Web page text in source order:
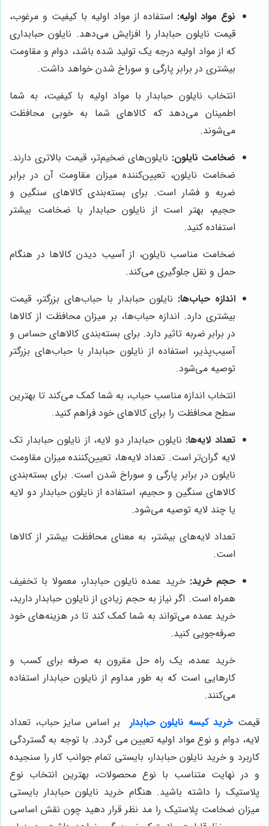
نوع مواد اولیه: استفاده از مواد اولیه با کیفیت و مرغوب،
قیمت نایلون حبابدار را افزایش می‌دهد. نایلون حبابداری
که از مواد اولیه درجه یک تولید شده باشد، دوام و مقاومت
بیشتری در برابر پارگی و سوراخ شدن خواهد داشت.
انتخاب نایلون حبابدار با مواد اولیه با کیفیت، به شما
اطمینان می‌دهد که کالاهای شما به خوبی محافظت
می‌شوند.
ضخامت نایلون: نایلون‌های ضخیم‌تر، قیمت بالاتری دارند.
ضخامت نایلون، تعیین‌کننده میزان مقاومت آن در برابر
ضربه و فشار است. برای بسته‌بندی کالاهای سنگین و
حجیم، بهتر است از نایلون حبابدار با ضخامت بیشتر
استفاده کنید.
ضخامت مناسب نایلون، از آسیب دیدن کالاها در هنگام
حمل و نقل جلوگیری می‌کند.
اندازه حباب‌ها: نایلون حبابدار با حباب‌های بزرگتر، قیمت
بیشتری دارد. اندازه حباب‌ها، بر میزان محافظت از کالاها
در برابر ضربه تاثیر دارد. برای بسته‌بندی کالاهای حساس و
آسیب‌پذیر، استفاده از نایلون حبابدار با حباب‌های بزرگتر
توصیه می‌شود.
انتخاب اندازه مناسب حباب، به شما کمک می‌کند تا بهترین
سطح محافظت را برای کالاهای خود فراهم کنید.
تعداد لایه‌ها: نایلون حبابدار دو لایه، از نایلون حبابدار تک
لایه گران‌تر است. تعداد لایه‌ها، تعیین‌کننده میزان مقاومت
نایلون در برابر پارگی و سوراخ شدن است. برای بسته‌بندی
کالاهای سنگین و حجیم، استفاده از نایلون حبابدار دو لایه
یا چند لایه توصیه می‌شود.
تعداد لایه‌های بیشتر، به معنای محافظت بیشتر از کالاها
است.
حجم خرید: خرید عمده نایلون حبابدار، معمولا با تخفیف
همراه است. اگر نیاز به حجم زیادی از نایلون حبابدار دارید،
خرید عمده می‌تواند به شما کمک کند تا در هزینه‌های خود
صرفه‌جویی کنید.
خرید عمده، یک راه حل مقرون به صرفه برای کسب و
کارهایی است که به طور مداوم از نایلون حبابدار استفاده
می‌کنند.
قیمت خرید کیسه نایلون حبابدار
بر اساس سایز حباب، تعداد
لایه، دوام و نوع مواد اولیه تعیین می گردد. با توجه به گستردگی
کاربرد و خرید نایلون حبابدار، بایستی تمام جوانب کار را سنجیده
و در نهایت متناسب با نوع محصولات، بهترین انتخاب نوع
پلاستیک را داشته باشید. هنگام خرید نایلون حبابدار بایستی
میزان ضخامت پلاستیک را مد نظر قرار دهید چون نقش اساسی